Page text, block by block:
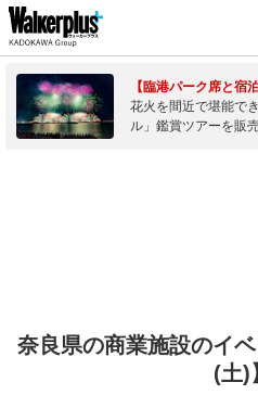
【臨港パーク席と宿
花火を間近で堪能で
ル」鑑賞ツアーを販
奈良県の商業施設のイ
(土)